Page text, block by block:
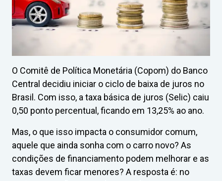
O Comitê de Política Monetária (Copom) do Banco
Central decidiu iniciar o ciclo de baixa de juros no
Brasil. Com isso, a taxa básica de juros (Selic) caiu
0,50 ponto percentual, ficando em 13,25% ao ano.
Mas, o que isso impacta o consumidor comum,
aquele que ainda sonha com o carro novo? As
condições de financiamento podem melhorar e as
taxas devem ficar menores? A resposta é: no